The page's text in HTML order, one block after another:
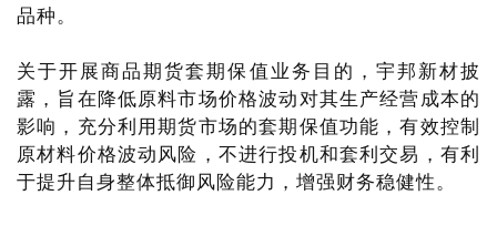
品种。
关于开展商品期货套期保值业务目的，宇邦新材披
露，旨在降低原料市场价格波动对其生产经营成本的
影响，充分利用期货市场的套期保值功能，有效控制
原材料价格波动风险，不进行投机和套利交易，有利
于提升自身整体抵御风险能力，增强财务稳健性。